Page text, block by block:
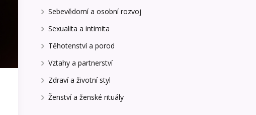
Sebevědomí a osobní rozvoj
Sexualita a intimita
Těhotenství a porod
Vztahy a partnerství
Zdraví a životní styl
Ženství a ženské rituály